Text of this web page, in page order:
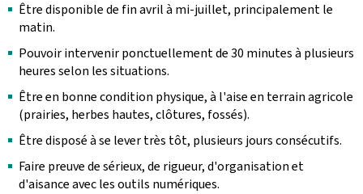
Être disponible de fin avril à mi-juillet, principalement le
matin.
Pouvoir intervenir ponctuellement de 30 minutes à plusieurs
heures selon les situations.
Être en bonne condition physique, à l'aise en terrain agricole
(prairies, herbes hautes, clôtures, fossés).
Être disposé à se lever très tôt, plusieurs jours consécutifs.
Faire preuve de sérieux, de rigueur, d'organisation et
d'aisance avec les outils numériques.